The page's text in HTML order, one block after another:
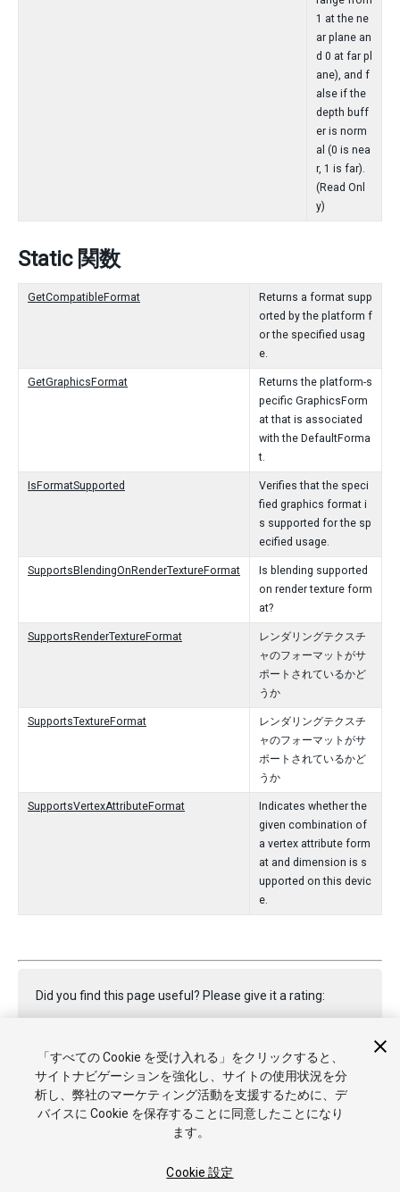
1 at the ne
ar plane an
d 0 at far pl
ane), and f
alse if the
depth buff
er is norm
al (0 is nea
r, 1 is far).
(Read Onl
y)
Static 関数
GetCompatibleFormat
Returns a format supp
orted by the platform f
or the specified usag
e.
GetGraphicsFormat
Returns the platform-s
pecific GraphicsForm
at that is associated
with the DefaultForma
t.
IsFormatSupported
Verifies that the speci
fied graphics format i
s supported for the sp
ecified usage.
SupportsBlendingOnRenderTextureFormat
Is blending supported
on render texture form
at?
SupportsRenderTextureFormat
レンダリングテクスチ
ャのフォーマットがサ
ポートされているかど
うか
SupportsTextureFormat
レンダリングテクスチ
ャのフォーマットがサ
ポートされているかど
うか
SupportsVertexAttributeFormat
Indicates whether the
given combination of
a vertex attribute form
at and dimension is s
upported on this devic
e.
Did you find this page useful? Please give it a rating:
Report a problem on this page
「すべての Cookie を受け入れる」をクリックすると、
サイトナビゲーションを強化し、サイトの使用状況を分
析し、弊社のマーケティング活動を支援するために、デ
バイスに Cookie を保存することに同意したことになり
ます。
Cookie 設定